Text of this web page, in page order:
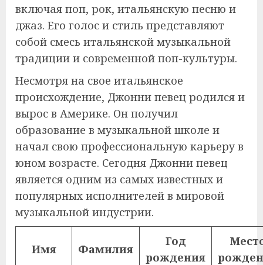
включая поп, рок, итальянскую песню и
джаз. Его голос и стиль представляют
собой смесь итальянской музыкальной
традиции и современной поп-культуры.
Несмотря на свое итальянское
происхождение, Джонни певец родился и
вырос в Америке. Он получил
образование в музыкальной школе и
начал свою профессиональную карьеру в
юном возрасте. Сегодня Джонни певец
является одним из самых известных и
популярных исполнителей в мировой
музыкальной индустрии.
Имя Фамилия
Год
рождения